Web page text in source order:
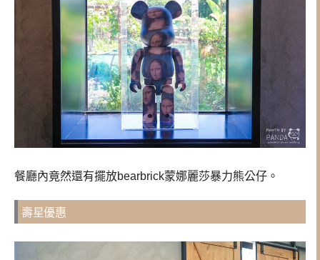
餐廳內竟然還有擺放bearbrick蒙娜麗莎暴力熊公仔。
壽星優惠